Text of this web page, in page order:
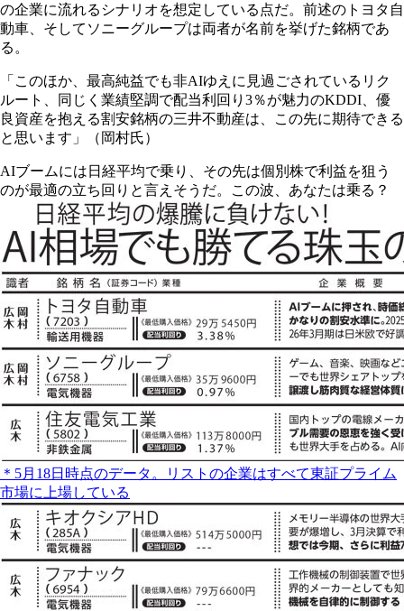
の企業に流れるシナリオを想定している点だ。前述のトヨタ自
動車、そしてソニーグループは両者が名前を挙げた銘柄であ
る。
「このほか、最高純益でも非AIゆえに見過ごされているリク
ルート、同じく業績堅調で配当利回り3％が魅力のKDDI、優
良資産を抱える割安銘柄の三井不動産は、この先に期待できる
と思います」（岡村氏）
AIブームには日経平均で乗り、その先は個別株で利益を狙う
のが最適の立ち回りと言えそうだ。この波、あなたは乗る？
＊5月18日時点のデータ。リストの企業はすべて東証プライム
市場に上場している